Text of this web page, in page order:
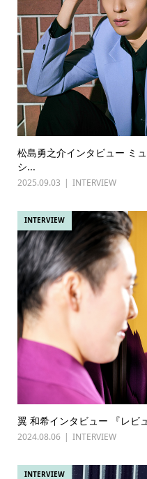
松島勇之介インタビュー ミ
シ...
2025.09.03 INTERVIEW
INTERVIEW
翼 和希インタビュー 『レビ
2024.08.06 INTERVIEW
INTERVIEW